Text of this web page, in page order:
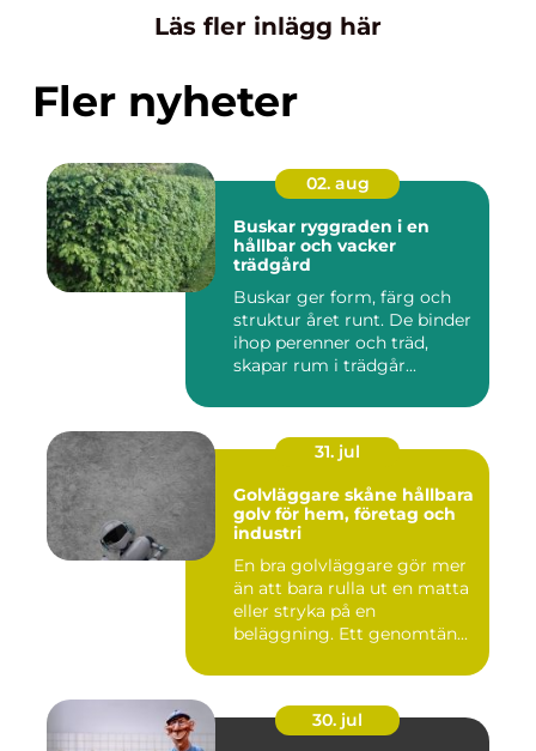
Läs fler inlägg här
Fler nyheter
02. aug
Buskar ryggraden i en
hållbar och vacker
trädgård
Buskar ger form, färg och
struktur året runt. De binder
ihop perenner och träd,
skapar rum i trädgår...
31. jul
Golvläggare skåne hållbara
golv för hem, företag och
industri
En bra golvläggare gör mer
än att bara rulla ut en matta
eller stryka på en
beläggning. Ett genomtän...
30. jul